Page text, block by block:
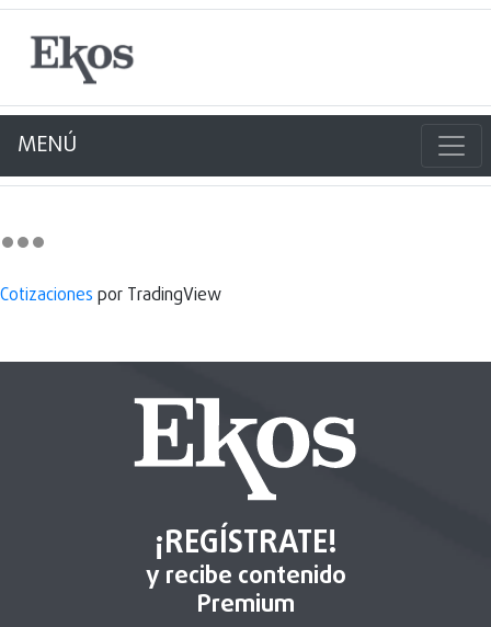
MENÚ
Cotizaciones por TradingView
¡REGÍSTRATE!
y recibe contenido
Premium